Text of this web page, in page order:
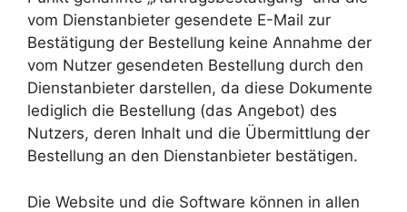
vom Dienstanbieter gesendete E-Mail zur
Bestätigung der Bestellung keine Annahme der
vom Nutzer gesendeten Bestellung durch den
Dienstanbieter darstellen, da diese Dokumente
lediglich die Bestellung (das Angebot) des
Nutzers, deren Inhalt und die Übermittlung der
Bestellung an den Dienstanbieter bestätigen.
Die Website und die Software können in allen